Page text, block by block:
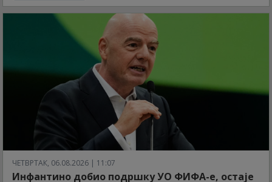
ЧЕТВРТАК, 06.08.2026 | 11:07
Инфантино добио подршку УО ФИФА-е, остаје